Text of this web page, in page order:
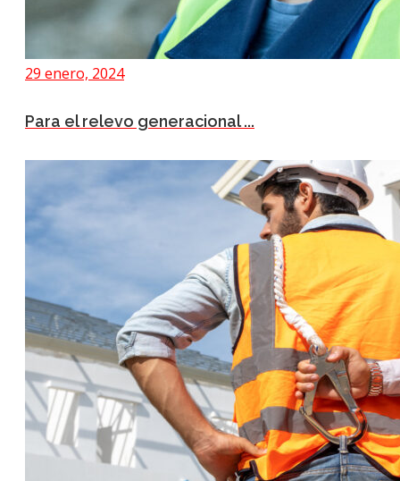
29 enero, 2024
Para el relevo generacional ...